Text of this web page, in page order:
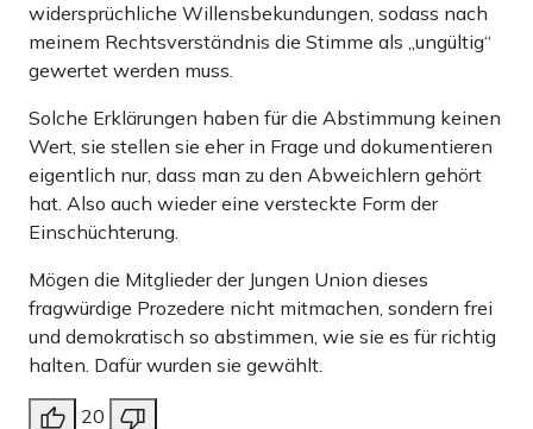
widersprüchliche Willensbekundungen, sodass nach
meinem Rechtsverständnis die Stimme als „ungültig“
gewertet werden muss.
Solche Erklärungen haben für die Abstimmung keinen
Wert, sie stellen sie eher in Frage und dokumentieren
eigentlich nur, dass man zu den Abweichlern gehört
hat. Also auch wieder eine versteckte Form der
Einschüchterung.
Mögen die Mitglieder der Jungen Union dieses
fragwürdige Prozedere nicht mitmachen, sondern frei
und demokratisch so abstimmen, wie sie es für richtig
halten. Dafür wurden sie gewählt.
20